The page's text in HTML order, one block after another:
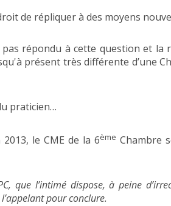
de répliquer à des moyens
répondu à cette question et
présent très différente d’une
praticien…
le CME de la 6ème Chambre
que l’intimé dispose, à peine
pour conclure.